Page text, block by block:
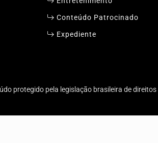
Conteúdo Patrocinado
Expediente
protegido pela legislação brasileira de
de navegação. Ao continuar